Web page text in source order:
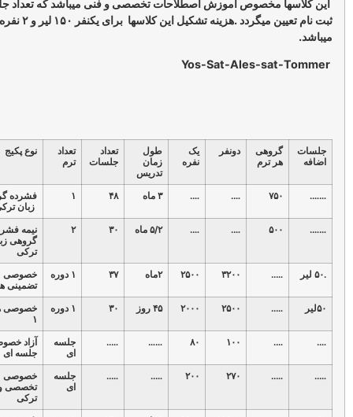
آموزش اصطلاحات تخصصی و فنی میباشد که تعداد جلسات در هنگام
ثبت نام تعیین میگردد .هزینه تشکیل این کلاسها برای یکنفر ۱۵۰ لیر و ۲ نفره ۱۸۰ لیر
Yos-Sat-Ales-
دونفر
یک
نفره
طول
تعداد
جلسات
تعداد
ترم
نوع پکیج
شماره
….
…. ۴۸ ۱
فشرده گروهی
….
…. ۵/۲ ماه ۳۰ ۲
نیمه فشرده
۳۲۰۰ ۲۵۰۰ ۳۷ ۱ دوره
خصوصی
۲۵۰۰ ۲۰۰۰ ۴۵ روز ۳۰ ۱ دوره
خصوصی هیتیت
۱۰۰ ۸۰ ……
…..
جلسه
آزاد خصوصی تک
۲۷۰ ۲۰۰ …..
…..
جلسه
خصوصی
تخصصی و فنی